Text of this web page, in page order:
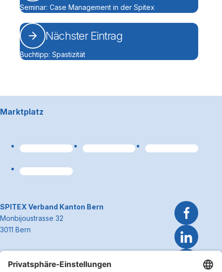
Seminar: Case Management in der Spitex
Nächster Eintrag
Buchtipp: Spastizität
Marktplatz
~Kontaktinformationen
SPITEX Verband Kanton Bern
Monbijoustrasse 32
3011 Bern
E-Mailinfo@spitexbe.ch